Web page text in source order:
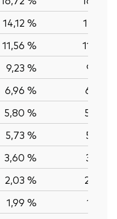
14,12 %
14,12 %
11,56 %
11,57 %
9,23 %
9,23 %
6,96 %
6,97 %
5,80 %
5,80 %
5,73 %
5,73 %
3,60 %
3,59 %
2,03 %
2,04 %
1,99 %
1,99 %